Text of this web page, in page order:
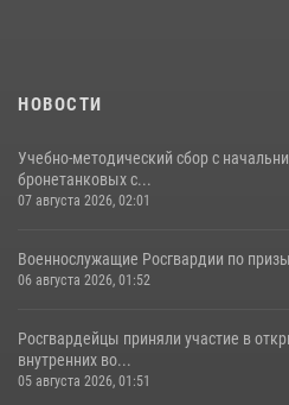
НОВОСТИ
Учебно-методический сбор с
бронетанковых с...
07 августа 2026, 02:01
Военнослужащие Росгвардии по
06 августа 2026, 01:52
Росгвардейцы приняли участие в
внутренних во...
05 августа 2026, 01:51